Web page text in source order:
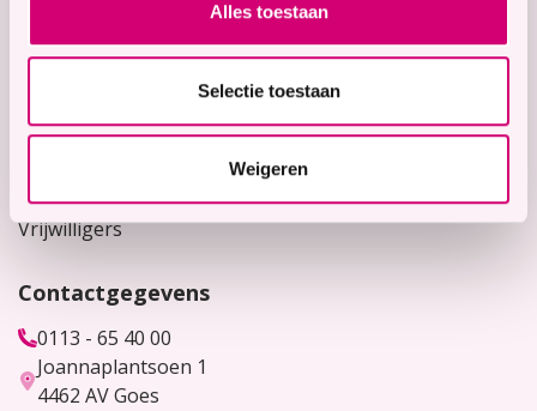
Alles toestaan
Selectie toestaan
Weigeren
Snel naar
Bekijk hier onze vacatures
Vrijwilligers
Contactgegevens
0113 - 65 40 00
Joannaplantsoen 1
4462 AV Goes